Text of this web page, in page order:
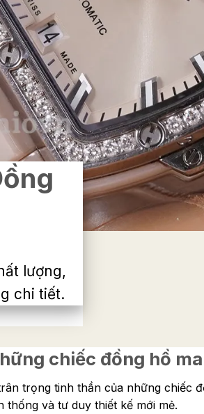
lượng,
chi tiết.
chiếc đồng hồ
trọng tinh thần của những chiếc
và tư duy thiết kế mới mẻ.